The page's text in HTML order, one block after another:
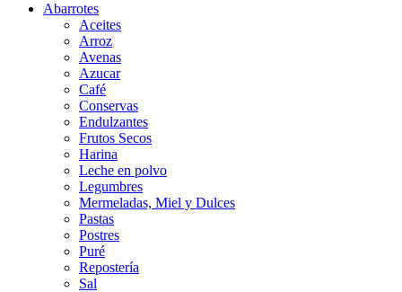
Abarrotes
Aceites
Arroz
Avenas
Azucar
Café
Conservas
Endulzantes
Frutos Secos
Harina
Leche en polvo
Legumbres
Mermeladas, Miel y Dulces
Pastas
Postres
Puré
Repostería
Sal